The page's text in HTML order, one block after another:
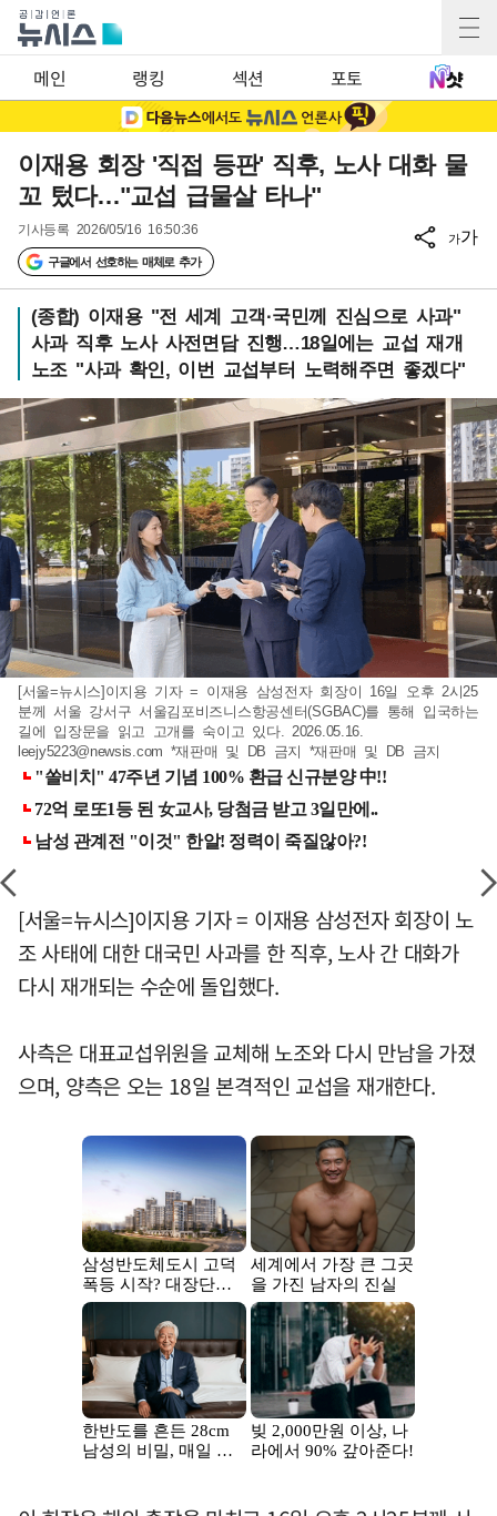
메인 랭킹 섹션 포토
이재용 회장 '직접 등판' 직후, 노사 대화 물
꼬 텄다…"교섭 급물살 타나"
기사등록 2026/05/16 16:50:36
구글에서 선호하는 매체로 추가
가가
(종합) 이재용 "전 세계 고객·국민께 진심으로 사과"
사과 직후 노사 사전면담 진행…18일에는 교섭 재개
노조 "사과 확인, 이번 교섭부터 노력해주면 좋겠다"
[서울=뉴시스]이지용 기자 = 이재용 삼성전자 회장이 16일 오후 2시25
분께 서울 강서구 서울김포비즈니스항공센터(SGBAC)를 통해 입국하는
길에 입장문을 읽고 고개를 숙이고 있다. 2026.05.16.
leejy5223@newsis.com *재판매 및 DB 금지 *재판매 및 DB 금지
[서울=뉴시스]이지용 기자 = 이재용 삼성전자 회장이 노
조 사태에 대한 대국민 사과를 한 직후, 노사 간 대화가
다시 재개되는 수순에 돌입했다.
사측은 대표교섭위원을 교체해 노조와 다시 만남을 가졌
으며, 양측은 오는 18일 본격적인 교섭을 재개한다.